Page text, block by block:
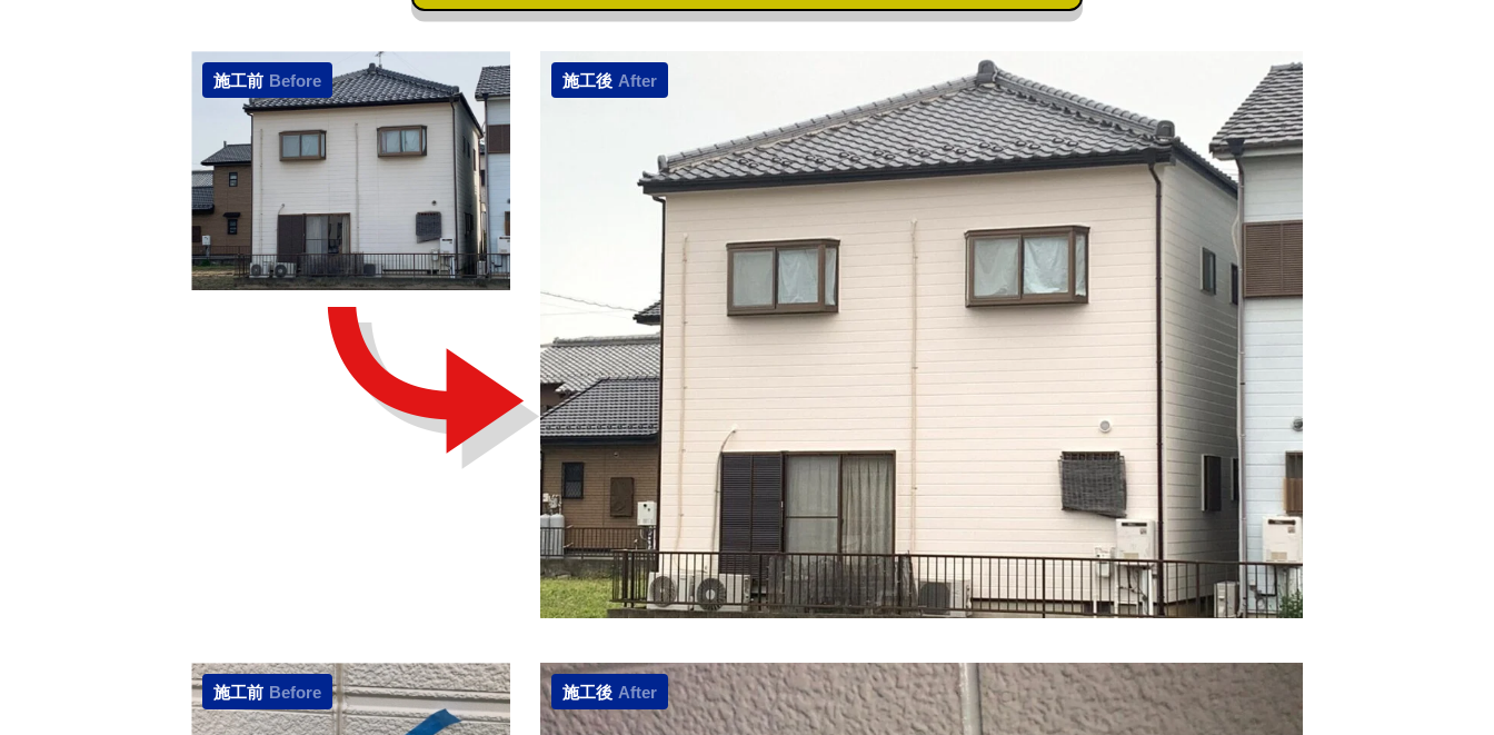
施工前 Before 施工後 After
施工前 Before 施工後 After